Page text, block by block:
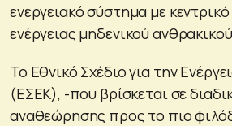
ενεργειακό σύστημα με
ενέργειας μηδενικού
Το Εθνικό Σχέδιο για την
(ΕΣΕΚ), -που βρίσκεται σε
αναθεώρησης προς το πιο